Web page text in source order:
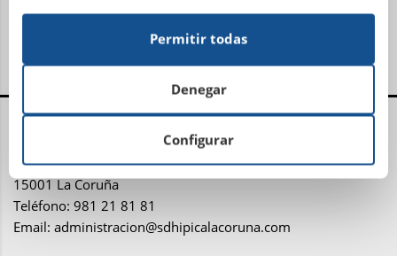
Centro Administrativo, Social y Deportivo
Avenida Metrosidero, S/N
15001 La Coruña
Teléfono: 981 21 81 81
Email: administracion@sdhipicalacoruna.com
Configurar
Denegar
Permitir todas